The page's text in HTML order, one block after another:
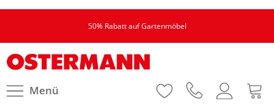
50% Rabatt auf Gartenmöbel
Menü